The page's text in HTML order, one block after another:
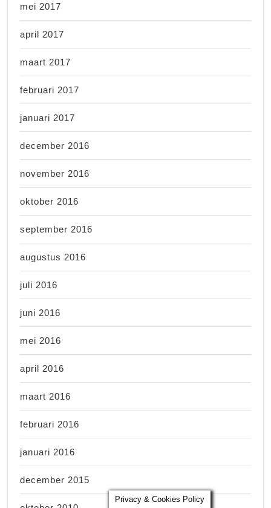
mei 2017
april 2017
maart 2017
februari 2017
januari 2017
december 2016
november 2016
oktober 2016
september 2016
augustus 2016
juli 2016
juni 2016
mei 2016
april 2016
maart 2016
februari 2016
januari 2016
december 2015
Privacy & Cookies Policy